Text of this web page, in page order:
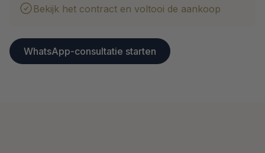
Bekijk het contract en voltooi de aankoop
WhatsApp-consultatie starten